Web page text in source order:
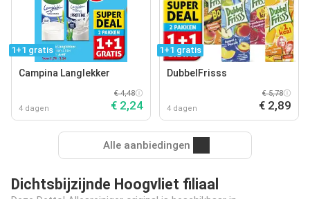
1+1 gratis
Campina Langlekker
4 dagen
€ 4,48
€ 2,24
1+1 gratis
DubbelFrisss
4 dagen
€ 5,78
€ 2,89
Alle aanbiedingen
Dichtsbijzijnde Hoogvliet filiaal